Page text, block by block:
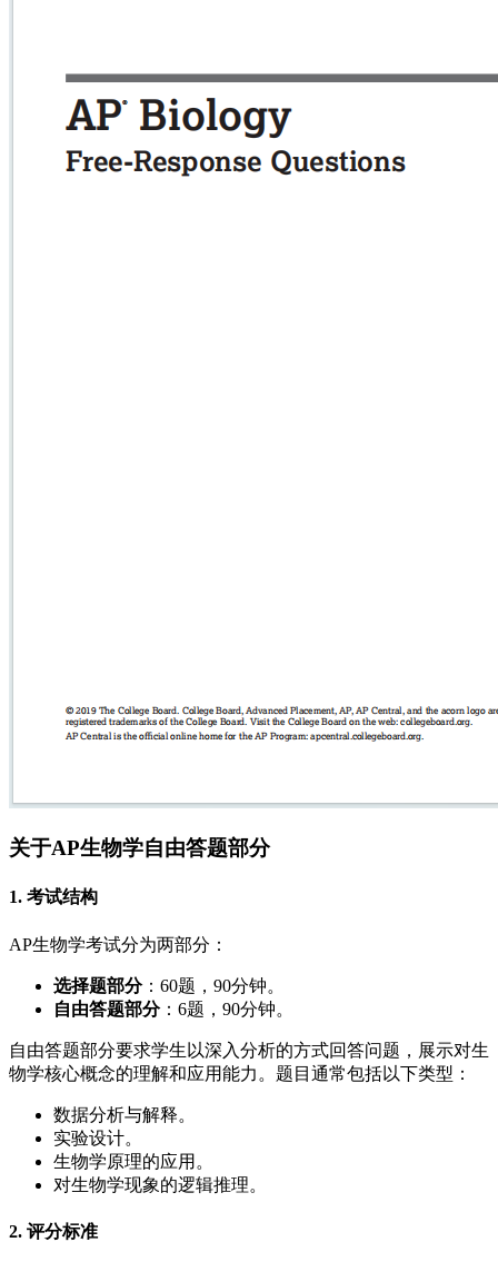
关于AP生物学自由答题部分
1. 考试结构
AP生物学考试分为两部分：
选择题部分：60题，90分钟。
自由答题部分：6题，90分钟。
自由答题部分要求学生以深入分析的方式回答问题，展示对生
物学核心概念的理解和应用能力。题目通常包括以下类型：
数据分析与解释。
实验设计。
生物学原理的应用。
对生物学现象的逻辑推理。
2. 评分标准